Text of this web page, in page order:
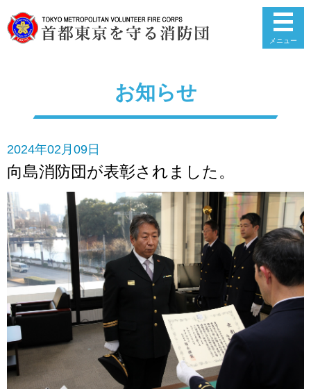
メニュー
お知らせ
2024年02月09日
向島消防団が表彰されました。